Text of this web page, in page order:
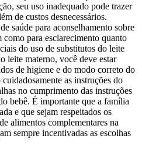
seu uso inadequado pode trazer
de custos desnecessários.
saúde para aconselhamento sobre
como para esclarecimento quanto
do uso de substitutos do leite
leite materno, você deve estar
de higiene e do modo correto do
as instruções do
no cumprimento das instruções
bebê. É importante que a família
e que sejam respeitados os
alimentos complementares na
sempre incentivadas as escolhas